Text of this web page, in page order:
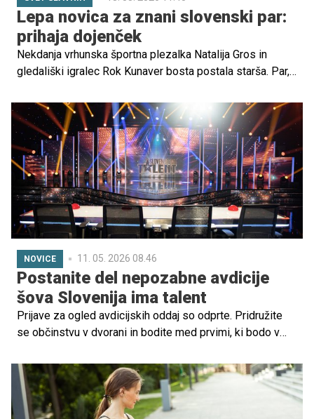
Lepa novica za znani slovenski par:
prihaja dojenček
Nekdanja vrhunska športna plezalka Natalija Gros in
gledališki igralec Rok Kunaver bosta postala starša. Par,
ljubezensko zgodbo zdaj nadgrajuje z novim življenjskim
poglavjem.
NOVICE 11. 05. 2026 08.46
Postanite del nepozabne avdicije
šova Slovenija ima talent
Prijave za ogled avdicijskih oddaj so odprte. Pridružite
se občinstvu v dvorani in bodite med prvimi, ki bodo v
prepoznali potencialnega zmagovalca, še preden ga
spozna vsa Slovenija.